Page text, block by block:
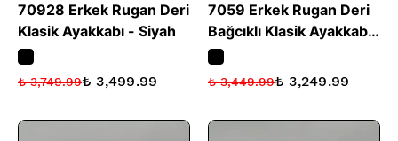
70928 Erkek Rugan Deri
Klasik Ayakkabı - Siyah
₺ 3,749.99₺ 3,499.99
7059 Erkek Rugan Deri
Bağcıklı Klasik Ayakkabı
- Siyah
₺ 3,449.99₺ 3,249.99